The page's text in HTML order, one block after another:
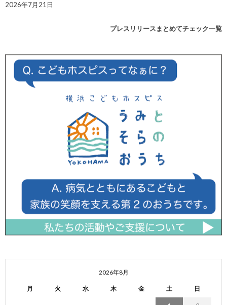
2026年7月21日
プレスリリースまとめてチェック一覧
2026年8月
月 火 水 木 金 土 日